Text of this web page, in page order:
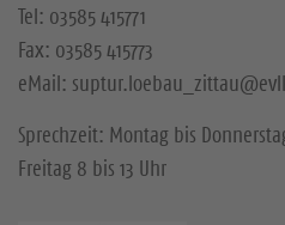
Tel: 03585 415771
Fax: 03585 415773
eMail:
Sprechzeit: Montag bis
Freitag 8 bis 13 Uhr